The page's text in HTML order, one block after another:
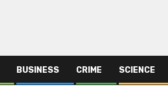
BUSINESS CRIME SCIENCE